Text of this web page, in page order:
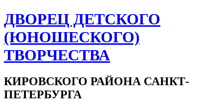
ДВОРЕЦ ДЕТСКОГО
(ЮНОШЕСКОГО)
ТВОРЧЕСТВА
КИРОВСКОГО РАЙОНА САНКТ-
ПЕТЕРБУРГА